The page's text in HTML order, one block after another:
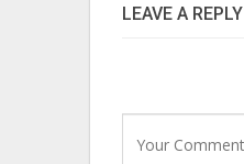
LEAVE A REPLY